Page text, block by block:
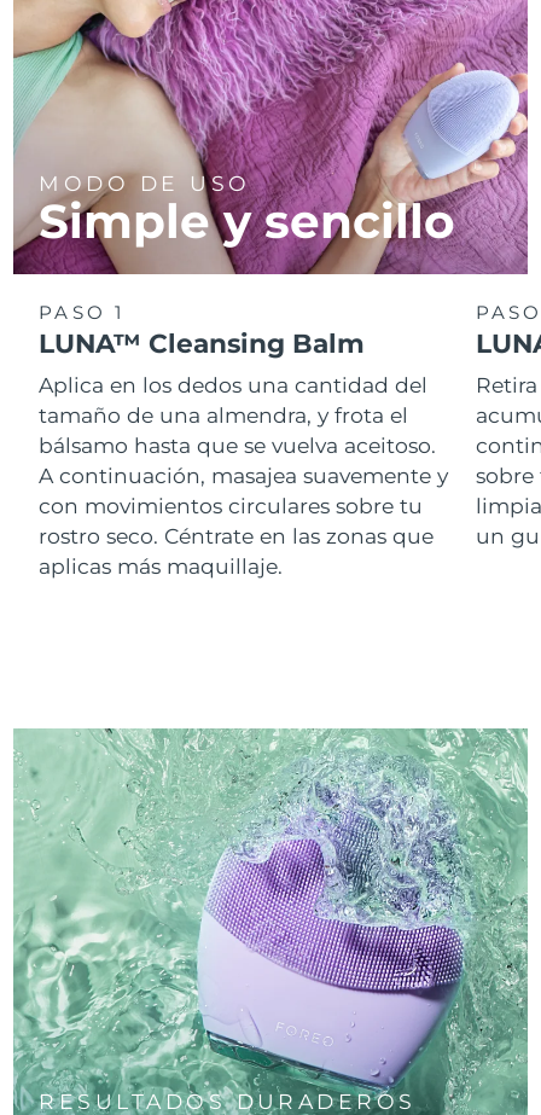
MODO DE USO
Simple y sencillo
PASO 1
LUNA™ Cleansing Balm
Aplica en los dedos una cantidad del
tamaño de una almendra, y frota el
bálsamo hasta que se vuelva aceitoso.
A continuación, masajea suavemente y
con movimientos circulares sobre tu
rostro seco. Céntrate en las zonas que
aplicas más maquillaje.
un
RESULTADOS DURADEROS